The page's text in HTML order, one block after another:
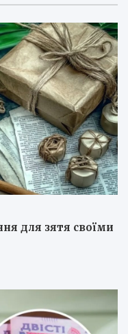
для зятя своїми